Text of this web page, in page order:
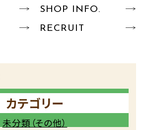
SHOP INFO.
RECRUIT
カテゴリー
未分類（その他）